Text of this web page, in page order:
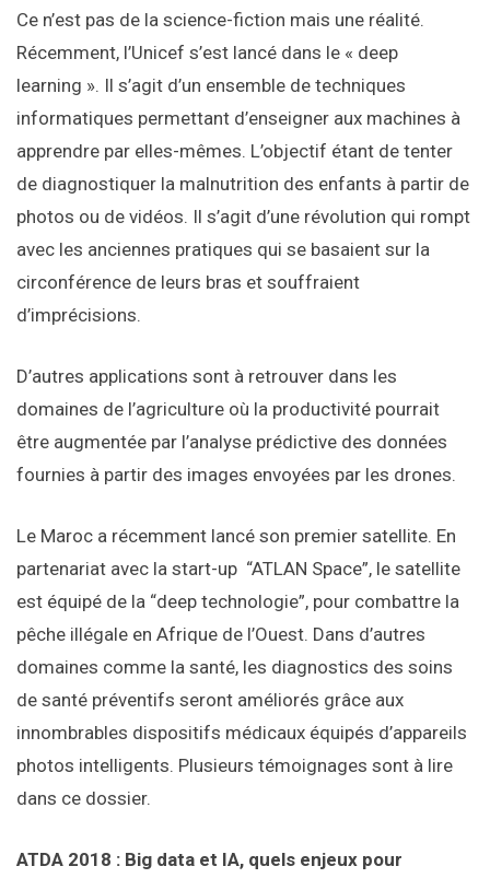
Ce n’est pas de la science-fiction mais une réalité.
Récemment, l’Unicef s’est lancé dans le « deep
learning ». Il s’agit d’un ensemble de techniques
informatiques permettant d’enseigner aux machines à
apprendre par elles-mêmes. L’objectif étant de tenter
de diagnostiquer la malnutrition des enfants à partir de
photos ou de vidéos. Il s’agit d’une révolution qui rompt
avec les anciennes pratiques qui se basaient sur la
circonférence de leurs bras et souffraient
d’imprécisions.
D’autres applications sont à retrouver dans les
domaines de l’agriculture où la productivité pourrait
être augmentée par l’analyse prédictive des données
fournies à partir des images envoyées par les drones.
Le Maroc a récemment lancé son premier satellite. En
partenariat avec la start-up “ATLAN Space”, le satellite
est équipé de la “deep technologie”, pour combattre la
pêche illégale en Afrique de l’Ouest. Dans d’autres
domaines comme la santé, les diagnostics des soins
de santé préventifs seront améliorés grâce aux
innombrables dispositifs médicaux équipés d’appareils
photos intelligents. Plusieurs témoignages sont à lire
dans ce dossier.
ATDA 2018 : Big data et IA, quels enjeux pour